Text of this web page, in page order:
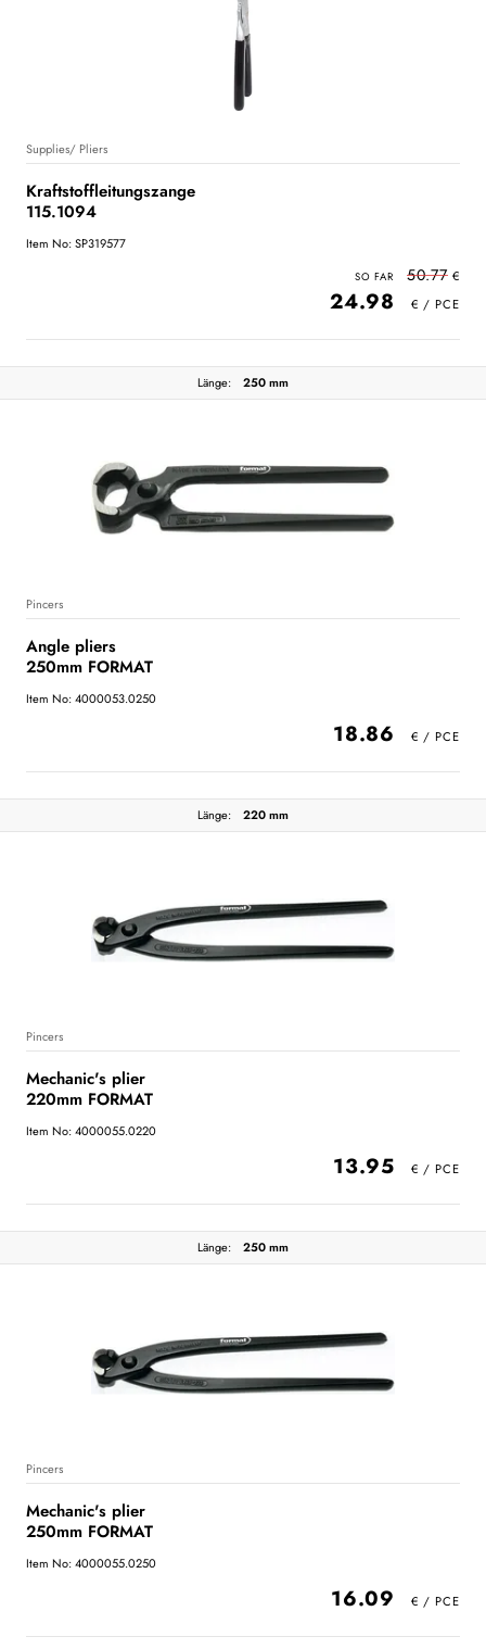
Supplies/ Pliers
Kraftstoffleitungszange
115.1094
Item No: SP319577
50.77
24.98
Länge: 250 mm
Pincers
Angle pliers
250mm FORMAT
Item No: 4000053.0250
18.86
Länge: 220 mm
Pincers
Mechanic's plier
220mm FORMAT
Item No: 4000055.0220
13.95
Länge: 250 mm
Pincers
Mechanic's plier
250mm FORMAT
Item No: 4000055.0250
16.09